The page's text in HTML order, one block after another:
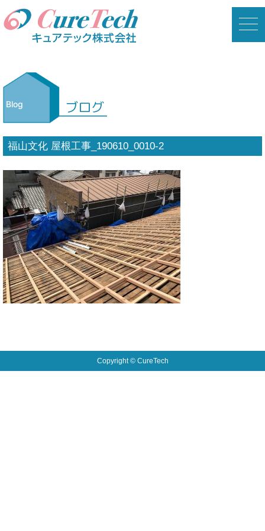
Blog ブログ
福山文化 屋根工事_190610_0010-2
Copyright © CureTech